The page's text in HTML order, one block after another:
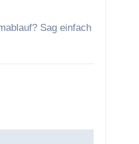
Sag einfach